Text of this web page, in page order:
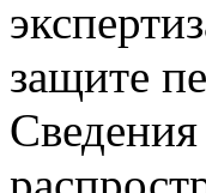
защите